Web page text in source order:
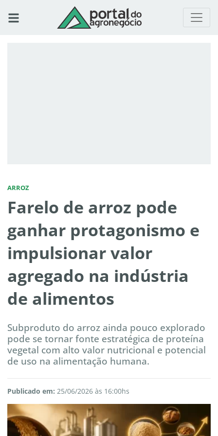
ARROZ
Farelo de arroz pode
ganhar protagonismo e
impulsionar valor
agregado na indústria
de alimentos
Subproduto do arroz ainda pouco explorado
pode se tornar fonte estratégica de proteína
vegetal com alto valor nutricional e potencial
de uso na alimentação humana.
Publicado em: 25/06/2026 às 16:00hs